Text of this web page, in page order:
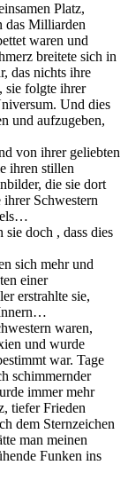
Platz,
das Milliarden
waren und
breitete sich in
das nichts ihre
sie folgte ihrer
Und dies
und aufzugeben,
von ihrer geliebten
ihren stillen
die sie dort
Schwestern
doch , dass dies
sich mehr und
einer
erstrahlte sie,
waren,
und wurde
war. Tage
schimmernder
immer mehr
tiefer Frieden
dem Sternzeichen
man meinen
Funken ins